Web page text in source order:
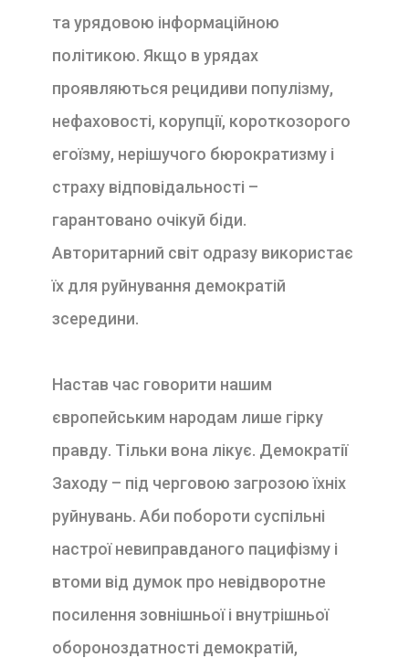
та урядовою інформаційною
політикою. Якщо в урядах
проявляються рецидиви популізму,
нефаховості, корупції, короткозорого
егоїзму, нерішучого бюрократизму і
страху відповідальності –
гарантовано очікуй біди.
Авторитарний світ одразу використає
їх для руйнування демократій
зсередини.
Настав час говорити нашим
європейським народам лише гірку
правду. Тільки вона лікує. Демократії
Заходу – під черговою загрозою їхніх
руйнувань. Аби побороти суспільні
настрої невиправданого пацифізму і
втоми від думок про невідворотне
посилення зовнішньої і внутрішньої
обороноздатності демократій,